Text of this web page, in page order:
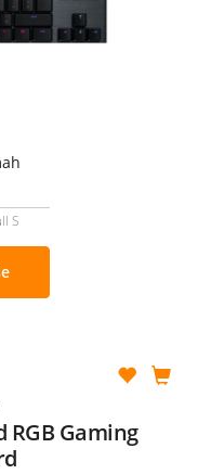
S
RGB Gaming